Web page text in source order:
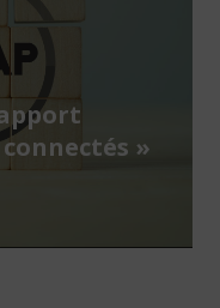
»